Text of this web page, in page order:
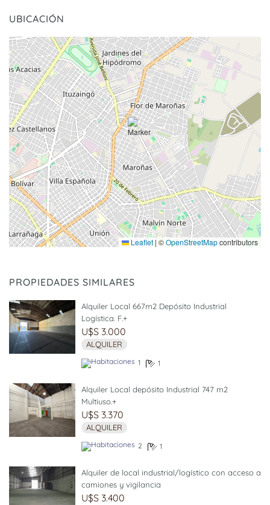
UBICACIÓN
Leaflet | ©OpenStreetMapcontributors
PROPIEDADES SIMILARES
Alquiler Local 667m2 Depósito Industrial
Logística. F.+
U$S 3.000
ALQUILER
1 1
Alquiler Local depósito Industrial 747 m2
Multiuso.+
U$S 3.370
ALQUILER
2 1
Alquiler de local industrial/logístico con acceso a
camiones y vigilancia
U$S 3.400